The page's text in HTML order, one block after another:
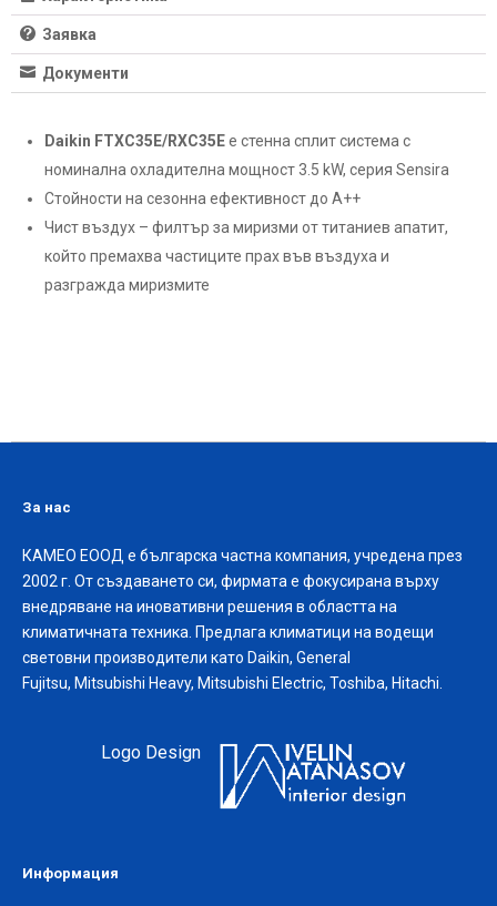
Заявка
Документи
Daikin FTXC35E/RXC35Eе стенна сплит система с
номинална охладителна мощност 3.5 kW, серия Sensira
Стойности на сезонна ефективност до А++
Чист въздух – филтър за миризми от титаниев апатит,
който премахва частиците прах във въздуха и
разгражда миризмите
За нас
КАМЕО ЕООД е българска частна компания, учредена през
2002 г. От създаването си, фирмата е фокусирана върху
внедряване на иновативни решения в областта на
климатичната техника. Предлага климатици на водещи
световни производители като Daikin, General
Fujitsu, Mitsubishi Heavy, Mitsubishi Electric, Toshiba, Hitachi.
Logo Design
Информация